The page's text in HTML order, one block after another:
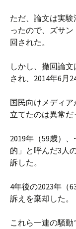
ただ、論文は実
ったので、ズサ
回された。
しかし、撤回論
され、2014年6月
国民向けメディ
立てたのは異常だ
2019年（59歳）
的」と呼んだ3人
訴した。
4年後の2023年（
訴えを棄却した。
これら一連の騒